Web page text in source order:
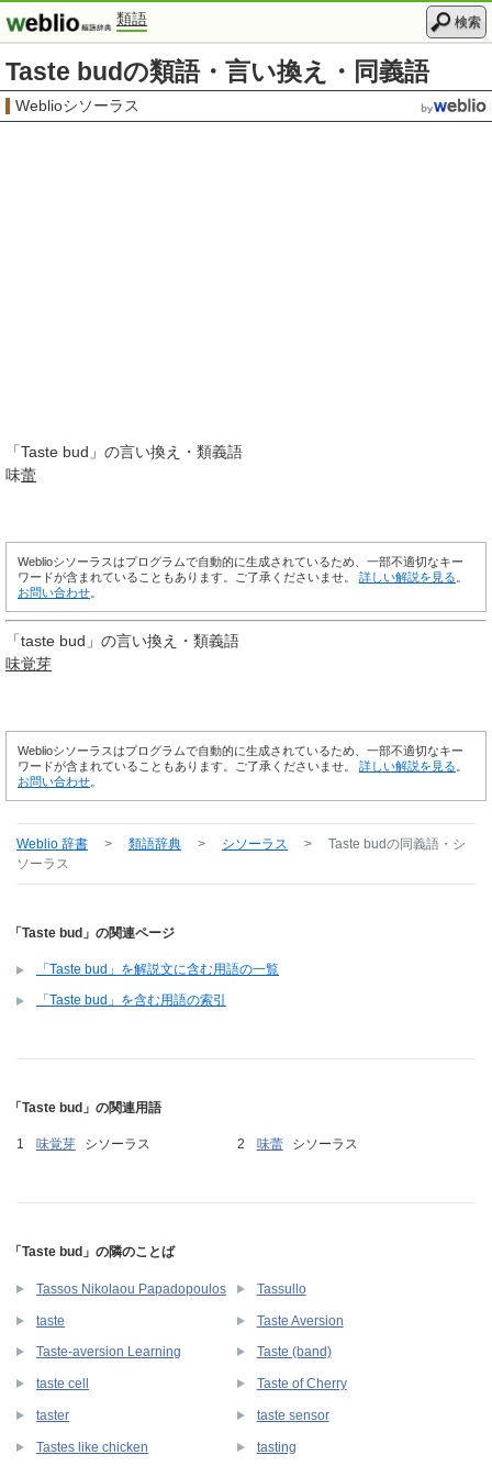
類語 検索
Taste budの類語・言い換え・同義語
Weblioシソーラス
「Taste bud 」の言い換え・類義語
味蕾
Weblioシソーラスはプログラムで自動的に生成されているため、一部不適切なキー
ワードが含まれていることもあります。ご了承くださいませ。 詳しい解説を見る
お問い合わせ
「taste bud 」の言い換え・類義語
味覚芽
Weblioシソーラスはプログラムで自動的に生成されているため、一部不適切なキー
ワードが含まれていることもあります。ご了承くださいませ。 詳しい解説を見る
お問い合わせ
Weblio 辞書 > 類語辞典 > シソーラス > Taste budの同義語・シ
ソーラス
「Taste bud」の関連ページ
「Taste bud」を解説文に含む用語の一覧
「Taste bud」を含む用語の索引
「Taste bud」の関連用語
味覚芽 シソーラス 味蕾 シソーラス
「Taste bud」の隣のことば
Tassos Nikolaou Papadopoulos Tassullo
taste Taste Aversion
Taste-aversion Learning Taste (band)
taste cell Taste of Cherry
taster taste sensor
Tastes like chicken tasting